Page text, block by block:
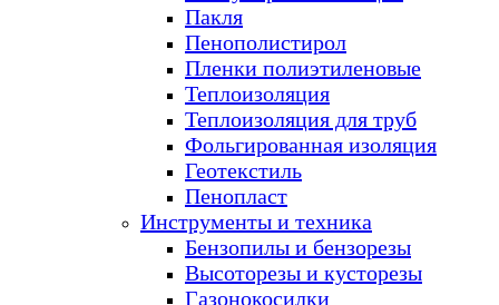
Пакля
Пенополистирол
Пленки полиэтиленовые
Теплоизоляция
Теплоизоляция для труб
Фольгированная изоляция
Геотекстиль
Пенопласт
Инструменты и техника
Бензопилы и бензорезы
Высоторезы и кусторезы
Газонокосилки